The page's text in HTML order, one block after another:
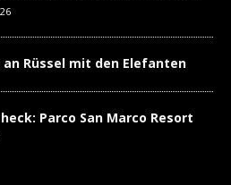
an Rüssel mit den Elefanten
Parco San Marco Resort